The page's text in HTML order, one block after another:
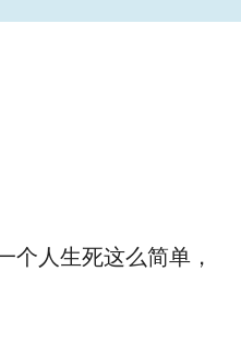
人生死这么简单，